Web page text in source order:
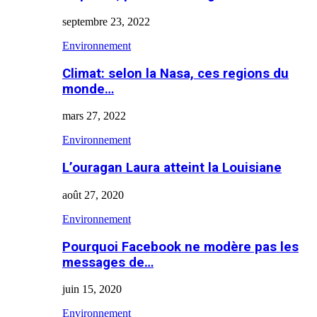
septembre 23, 2022
Environnement
Climat: selon la Nasa, ces regions du
monde…
mars 27, 2022
Environnement
L’ouragan Laura atteint la Louisiane
août 27, 2020
Environnement
Pourquoi Facebook ne modère pas les
messages de…
juin 15, 2020
Environnement